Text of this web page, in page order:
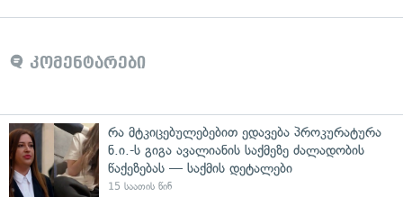
კომენტარები
რა მტკიცებულებებით ედავება პროკურატურა
ნ.ი.-ს გიგა ავალიანის საქმეზე ძალადობის
წაქეზებას — საქმის დეტალები
15 საათის წინ